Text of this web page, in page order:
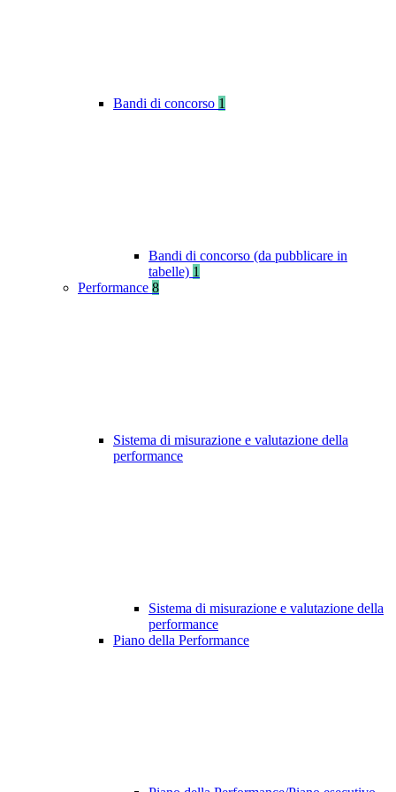
Bandi di concorso 1
Bandi di concorso (da pubblicare in
tabelle) 1
Performance 8
Sistema di misurazione e valutazione della
performance
Sistema di misurazione e valutazione della
performance
Piano della Performance